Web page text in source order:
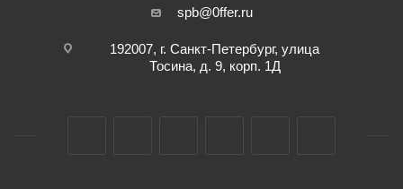
spb@0ffer.ru
192007, г. Санкт-Петербург, улица
Тосина, д. 9, корп. 1Д